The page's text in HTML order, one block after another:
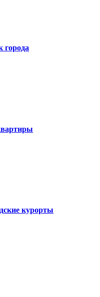
города
курорты